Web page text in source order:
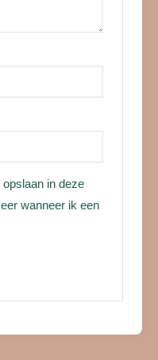
in deze
wanneer ik een